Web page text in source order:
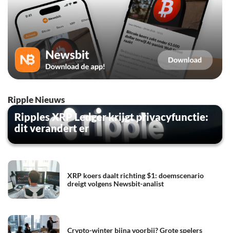
Ripple Nieuws
Ripples XRP Ledger krijgt privacyfunctie:
dit verandert er
XRP koers daalt richting $1: doemscenario
dreigt volgens Newsbit-analist
Crypto-winter bijna voorbij? Grote spelers